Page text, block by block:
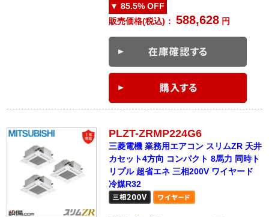
▼ 85.5% OFF
販売価格(税込)：588,628 円
PLZT-ZRMP224G6
三菱電機 業務用エアコン スリムZR 天井
カセット4方向 コンパクト 8馬力 同時ト
リプル 超省エネ 三相200V ワイヤード
冷媒R32